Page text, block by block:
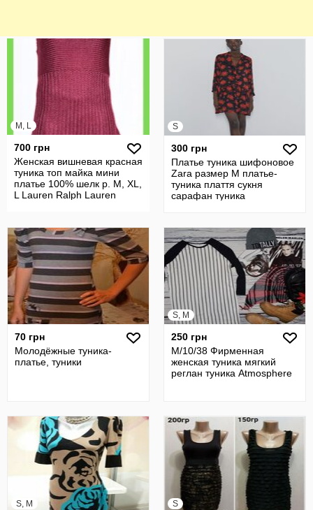
M, L
700 грн
Женская вишневая красная
туника топ майка мини
платье 100% шелк р. М, XL,
L Lauren Ralph Lauren
S
300 грн
Платье туника шифоновое
Zara размер М платье-
туника плаття сукня
сарафан туника
70 грн
Молодёжные туника-
платье, туники
S, M
250 грн
М/10/38 Фирменная
женская туника мягкий
реглан туника Atmosphere
S, M S